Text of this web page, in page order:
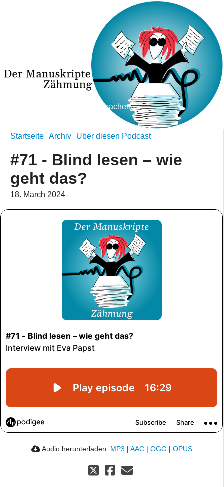
Ein Podcast übers Büchermachen.
Startseite Archiv Über diesen Podcast
#71 - Blind lesen – wie
geht das?
18. March 2024
Audio herunterladen: MP3 | AAC | OGG | OPUS